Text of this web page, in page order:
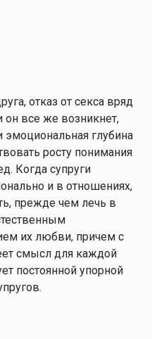
отказ от секса вряд
он все же возникнет,
глубина
росту понимания
Когда супруги
и в отношениях,
прежде чем лечь в
их любви, причем с
смысл для каждой
постоянной упорной